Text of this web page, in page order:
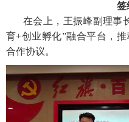
签
在会上，王振峰副理事
育+创业孵化”融合平台，
合作协议。